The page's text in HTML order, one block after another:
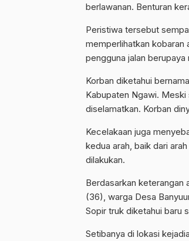
berlawanan. Benturan
Peristiwa tersebut
memperlihatkan kobaran
pengguna jalan
Korban diketahui
Kabupaten Ngawi.
diselamatkan. Korban
Kecelakaan juga
kedua arah, baik dari
dilakukan.
Berdasarkan keterangan
(36), warga Desa
Sopir truk diketahui baru
Setibanya di lokasi